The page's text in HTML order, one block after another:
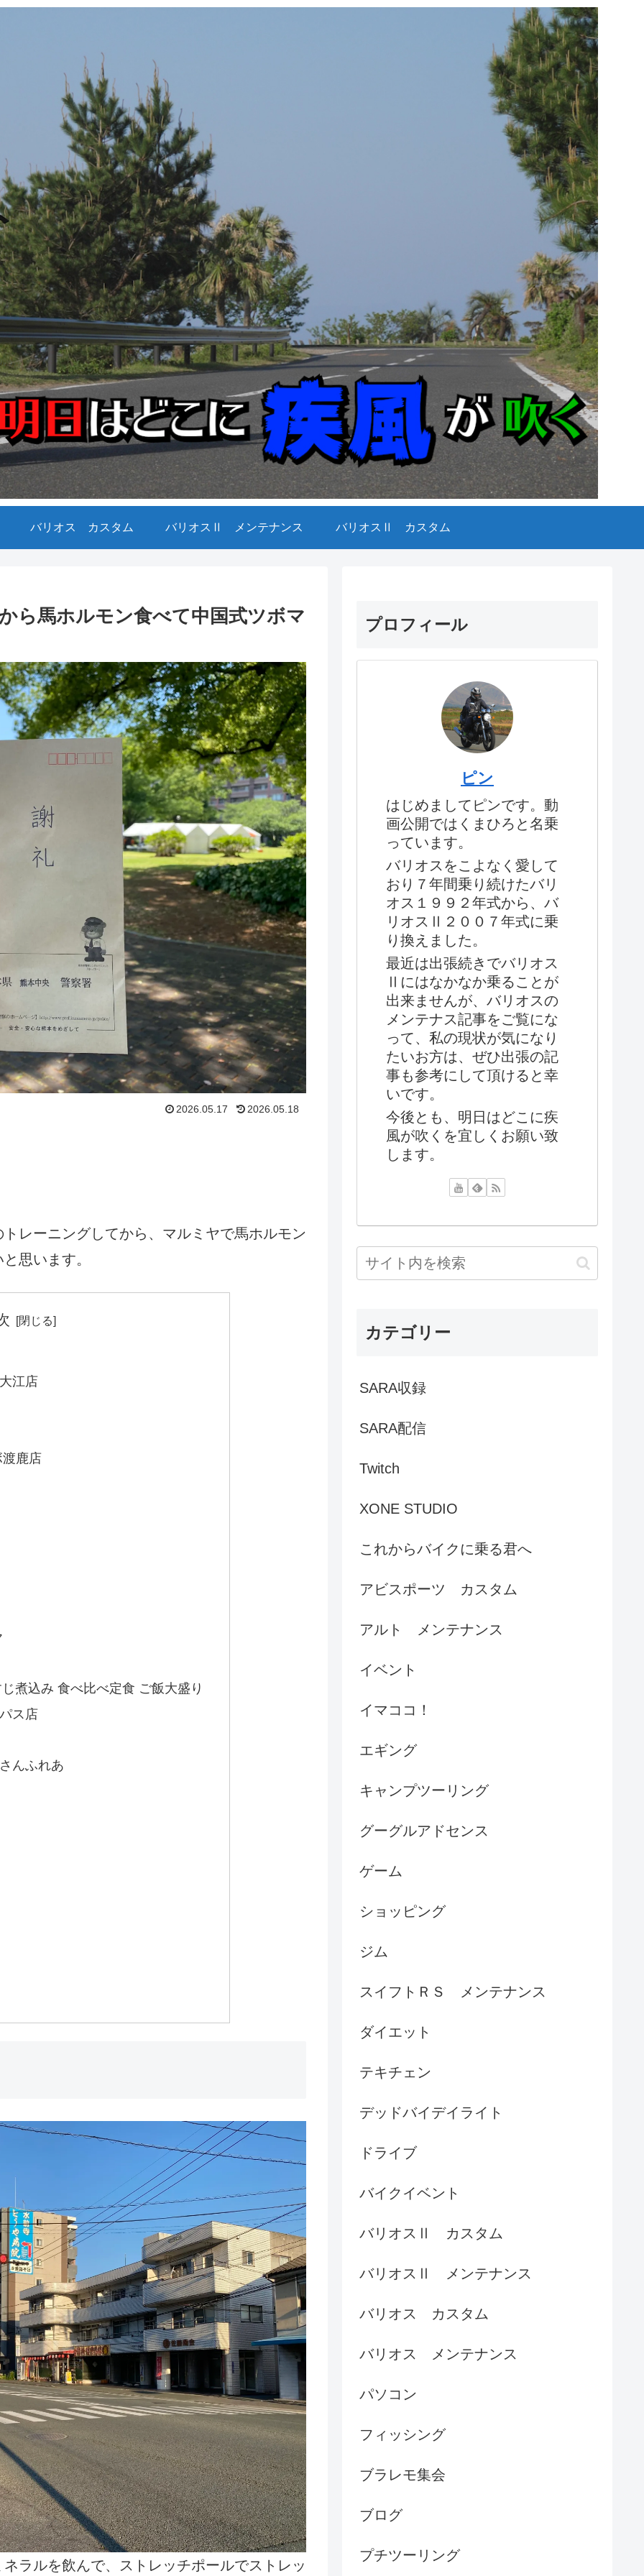
バリオス カスタム バリオスⅡ メンテナンス バリオスⅡ カスタム
ら馬ホルモン食べて中国式ツボマ
2026.05.17 2026.05.18
レーニングしてから、マルミヤで馬ホルモン
思います。
江店
鹿店
煮込み 食べ比べ定食 ご飯大盛り
ス店
んふれあ
ラルを飲んで、ストレッチポールでストレッ
プロフィール
ピン
はじめましてピンです。動
画公開ではくまひろと名乗
っています。
バリオスをこよなく愛して
おり７年間乗り続けたバリ
オス１９９２年式から、バ
リオスⅡ２００７年式に乗
り換えました。
最近は出張続きでバリオス
Ⅱにはなかなか乗ることが
出来ませんが、バリオスの
メンテナス記事をご覧にな
って、私の現状が気になり
たいお方は、ぜひ出張の記
事も参考にして頂けると幸
いです。
今後とも、明日はどこに疾
風が吹くを宜しくお願い致
します。
カテゴリー
SARA収録
SARA配信
Twitch
XONE STUDIO
これからバイクに乗る君へ
アビスポーツ カスタム
アルト メンテナンス
イベント
イマココ！
エギング
キャンプツーリング
グーグルアドセンス
ゲーム
ショッピング
ジム
スイフトＲＳ メンテナンス
ダイエット
テキチェン
デッドバイデイライト
ドライブ
バイクイベント
バリオスⅡ カスタム
バリオスⅡ メンテナンス
バリオス カスタム
バリオス メンテナンス
パソコン
フィッシング
ブラレモ集会
ブログ
プチツーリング